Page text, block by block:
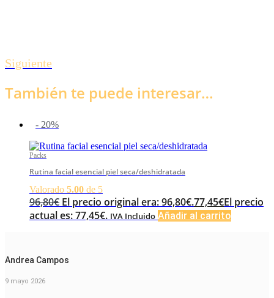
Siguiente
También te puede interesar…
- 20%
Packs
Rutina facial esencial piel seca/deshidratada
Valorado 5.00 de 5
96,80€ El precio original era: 96,80€.77,45€El precio
actual es: 77,45€. IVA Incluido Añadir al carrito
Andrea Campos
9 mayo 2026